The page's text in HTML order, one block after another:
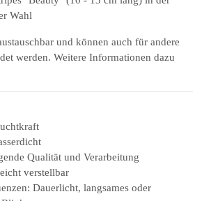
Wahl
und können auch für andere
werden. Weitere Informationen dazu
Qualität und Verarbeitung
verstellbar
Dauerlicht, langsames oder